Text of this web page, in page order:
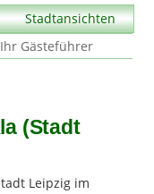
Stadtansichten
Gästeführer
(Stadt
Leipzig im